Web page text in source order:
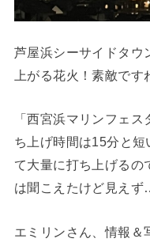
芦屋浜シーサイドタウ
上がる花火！素敵です
「西宮浜マリンフェ
ち上げ時間は15分と
て大量に打ち上げるの
は聞こえたけど見えず
エミリンさん、情報＆